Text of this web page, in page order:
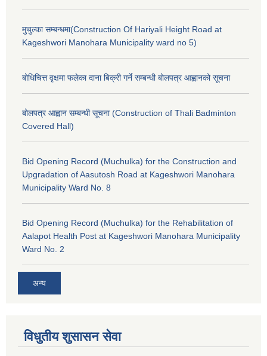
मुचुल्का सम्बन्धमा(Construction Of Hariyali Height Road at
Kageshwori Manohara Municipality ward no 5)
बोधिचित्त वृक्षमा फलेका दाना बिक्री गर्ने सम्बन्धी बोलपत्र आह्वानको सूचना
बोलपत्र आह्वान सम्बन्धी सूचना (Construction of Thali Badminton
Covered Hall)
Bid Opening Record (Muchulka) for the Construction and
Upgradation of Aasutosh Road at Kageshwori Manohara
Municipality Ward No. 8
Bid Opening Record (Muchulka) for the Rehabilitation of
Aalapot Health Post at Kageshwori Manohara Municipality
Ward No. 2
अन्य
विधुतीय शुसासन सेवा